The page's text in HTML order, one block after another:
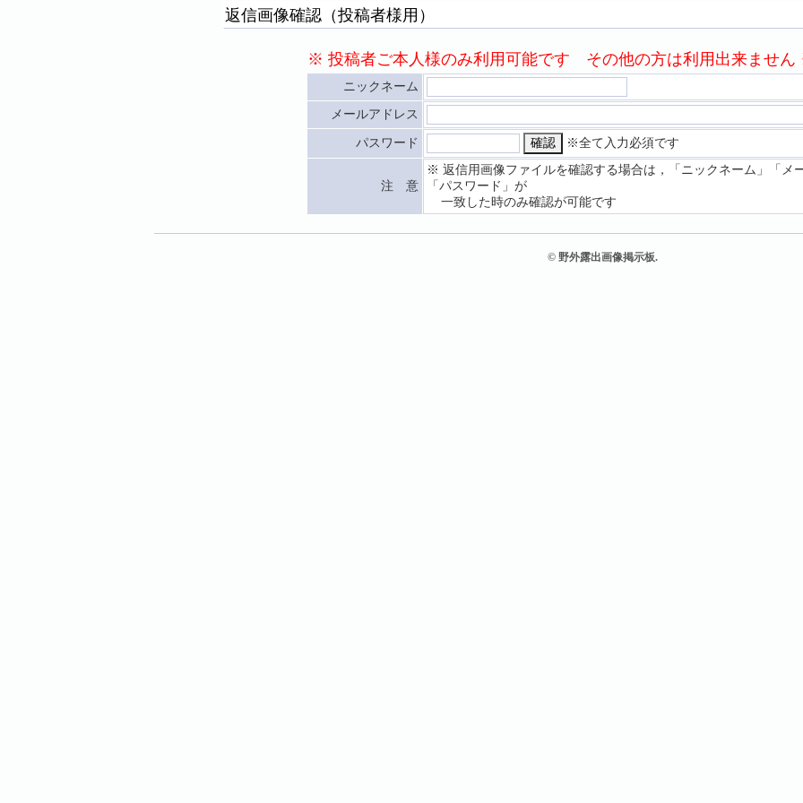
返信画像確認（投稿者様用）
※ 投稿者ご本人様のみ利用可能です その他の方は利用出来ませ
ニックネーム
メールアドレス
パスワード ※全て入力必須です
注 意
※ 返信用画像ファイルを確認する場合は，「ニックネーム」「メ
「パスワード」が
一致した時のみ確認が可能です
© 野外露出画像掲示板.